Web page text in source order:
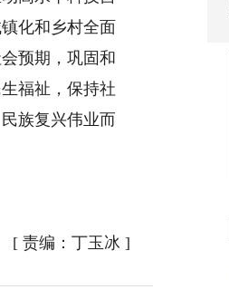
化和乡村全面
预期，巩固和
福祉，保持社
族复兴伟业而
[ 责编：丁玉冰 ]